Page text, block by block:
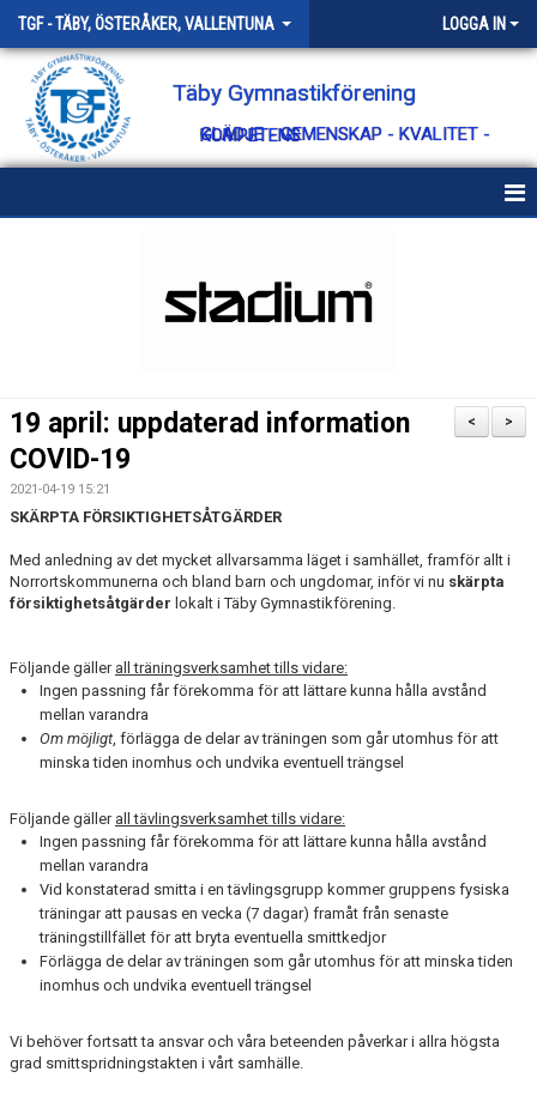
TGF - TÄBY, ÖSTERÅKER, VALLENTUNA LOGGA IN
Täby Gymnastikförening
GLÄDJE - GEMENSKAP - KVALITET - KOMPETENS
VÄRDEGRUND
NYHETER
FÖR MEDLEM
FÖR LEDARE
ARRANGEMANG/LÄGER
SPONSORER/SAMARBETEN
>
<
19 april: uppdaterad information
COVID-19
2021-04-19 15:21
SKÄRPTA FÖRSIKTIGHETSÅTGÄRDER
Med anledning av det mycket allvarsamma läget i samhället, framför allt i
Norrortskommunerna och bland barn och ungdomar, inför vi nu skärpta
försiktighetsåtgärder lokalt i Täby Gymnastikförening.
Följande gäller all träningsverksamhet tills vidare:
Ingen passning får förekomma för att lättare kunna hålla avstånd
mellan varandra
Om möjligt, förlägga de delar av träningen som går utomhus för att
minska tiden inomhus och undvika eventuell trängsel
Följande gäller all tävlingsverksamhet tills vidare:
Ingen passning får förekomma för att lättare kunna hålla avstånd
mellan varandra
Vid konstaterad smitta i en tävlingsgrupp kommer gruppens fysiska
träningar att pausas en vecka (7 dagar) framåt från senaste
träningstillfället för att bryta eventuella smittkedjor
Förlägga de delar av träningen som går utomhus för att minska tiden
inomhus och undvika eventuell trängsel
Vi behöver fortsatt ta ansvar och våra beteenden påverkar i allra högsta
grad smittspridningstakten i vårt samhälle.